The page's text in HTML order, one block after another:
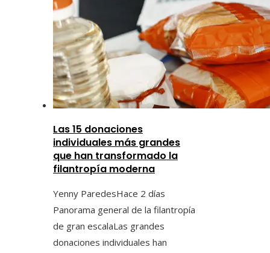
Las 15 donaciones
individuales más grandes
que han transformado la
filantropía moderna
Yenny ParedesHace 2 días
Panorama general de la filantropía
de gran escalaLas grandes
donaciones individuales han